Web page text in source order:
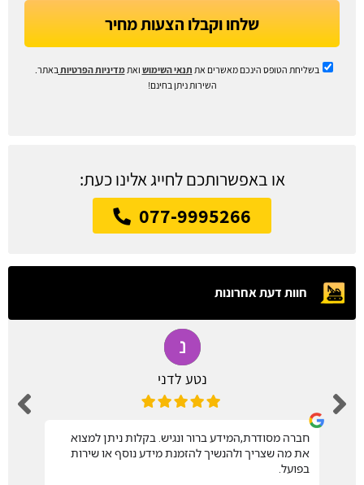
שלחו וקבלו הצעות מחיר
בשליחת הטופס הינכם מאשרים את תנאי השימוש ואתמדיניות הפרטיותבאתר.
השירות ניתן בחינם!
או באפשרותכם לחייג אלינו כעת:
077-9995266
חוות דעת אחרונות
נטע לדני
חברה מסודרת,המידע ברור ונגיש. בקלות ניתן למצוא
את מה שצריך ולהנשיך להזמנת מידע נוסף או שירות
בפועל.